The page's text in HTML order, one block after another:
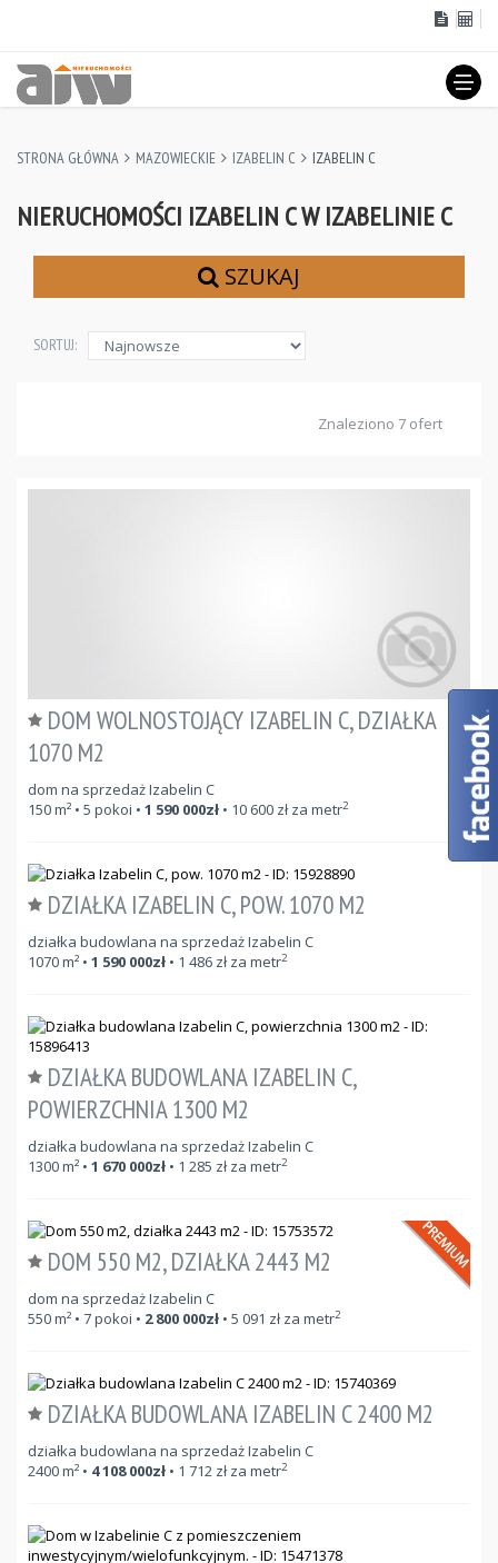
STRONA GŁÓWNA MAZOWIECKIE IZABELIN C IZABELIN C
NIERUCHOMOŚCI IZABELIN C W IZABELINIE C
SZUKAJ
SORTUJ:
Znaleziono 7 ofert
DOM WOLNOSTOJĄCY IZABELIN C, DZIAŁKA
1070 M2
dom na sprzedaż Izabelin C
150m² • 5 pokoi • 1 590 000zł • 10 600 zł za metr2
DZIAŁKA IZABELIN C, POW. 1070 M2
działka budowlana na sprzedaż Izabelin C
1070m² • 1 590 000zł • 1 486 zł za metr2
DZIAŁKA BUDOWLANA IZABELIN C,
POWIERZCHNIA 1300 M2
działka budowlana na sprzedaż Izabelin C
1300m² • 1 670 000zł • 1 285 zł za metr2
DOM 550 M2, DZIAŁKA 2443 M2
dom na sprzedaż Izabelin C
550m² • 7 pokoi • 2 800 000zł • 5 091 zł za metr2
DZIAŁKA BUDOWLANA IZABELIN C 2400 M2
działka budowlana na sprzedaż Izabelin C
2400m² • 4 108 000zł • 1 712 zł za metr2